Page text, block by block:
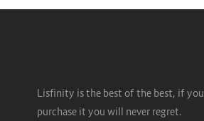
Lisfinity is the best of the best, if you
purchase it you will never regret.